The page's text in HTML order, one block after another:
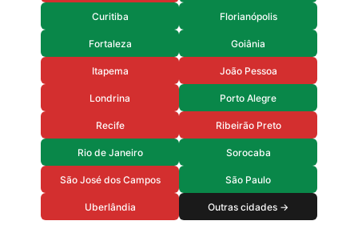
Curitiba Florianópolis
Fortaleza Goiânia
Itapema João Pessoa
Londrina Porto Alegre
Recife Ribeirão Preto
Rio de Janeiro Sorocaba
São José dos Campos São Paulo
Uberlândia Outras cidades →